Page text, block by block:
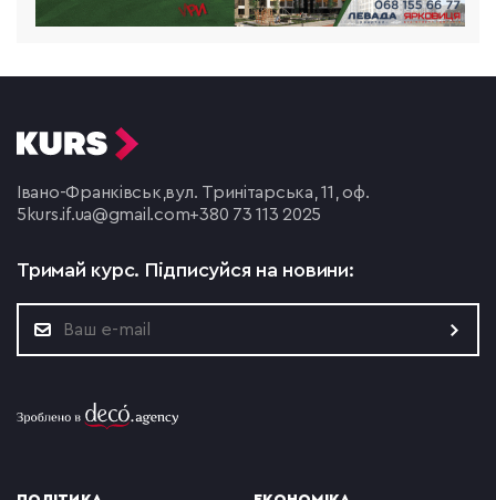
Івано-Франківськ,вул. Тринітарська, 11, оф.
5 kurs.if.ua@gmail.com+380 73 113 2025
Тримай курс. Підписуйся на новини: